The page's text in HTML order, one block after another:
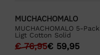
MUCHACHOMALO
MUCHACHOMALO 5-Pack
Ligt Cotton Solid
€76,95€ 59,95